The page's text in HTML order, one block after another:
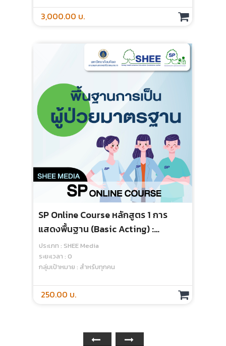
3,000.00 บ.
SP Online Course หลักสูตร 1 การ
แสดงพื้นฐาน (basic Acting) :
Module 1 Becoming A Standardized
Patient - Media
ประเภท : SHEE Media
ระยะเวลา : 0
กลุ่มเป้าหมาย : สำหรับทุกคน
250.00 บ.